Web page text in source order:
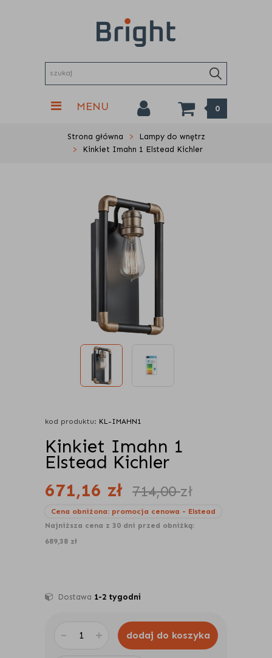
MENU 0
Strona główna
Lampy do wnętrz
Kinkiet Imahn 1 Elstead Kichler
kod produktu: KL-IMAHN1
Kinkiet Imahn 1
Elstead Kichler
671,16 zł 714,00zł
Cena obniżona: promocja cenowa - Elstead
Najniższa cena z 30 dni przed obniżką:
689,38 zł
Dostawa 1-2 tygodni
- + dodaj do koszyka